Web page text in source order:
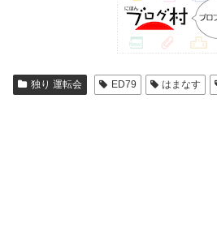
独り 運転会 ED79 はまなす